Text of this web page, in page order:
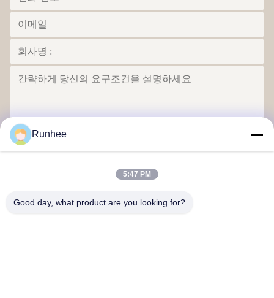
Runhee
5:47 PM
Good day, what product are you looking for?